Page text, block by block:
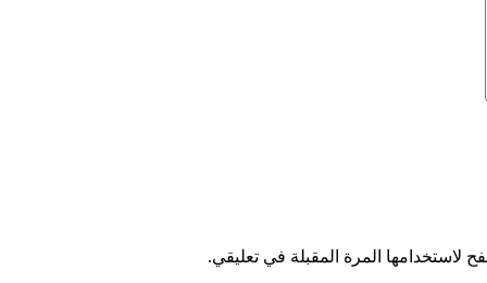
لاستخدامها المرة المقبلة في تعليقي.